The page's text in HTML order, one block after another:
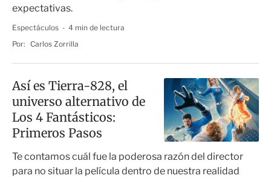
expectativas.
Espectáculos
4 min de lectura
Por: Carlos Zorrilla
Así es Tierra-828, el
universo alternativo de
Los 4 Fantásticos:
Primeros Pasos
Te contamos cuál fue la poderosa razón del director
para no situar la película dentro de nuestra realidad